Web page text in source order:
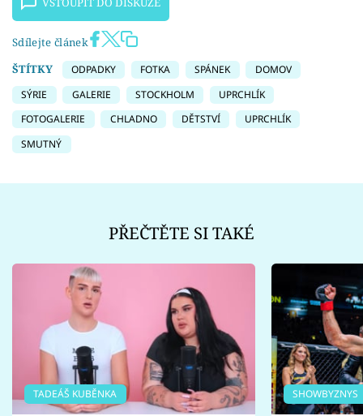
Sdílejte článek
ŠTÍTKY
ODPADKY FOTKA SPÁNEK
DOMOV
SÝRIE
GALERIE STOCKHOLM
UPRCHLÍK
FOTOGALERIE
CHLADNO DĚTSTVÍ
UPRCHLÍK
SMUTNÝ
PŘEČTĚTE SI TAKÉ
TADEÁŠ KUBĚNKA SHOWBYZNYS